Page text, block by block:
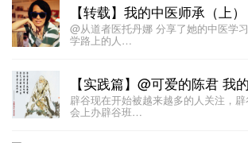
【转载】我的中医师承（上）
@从道者医托丹娜 分享了她的中医学
学路上的人…
【实践篇】@可爱的陈君 我
辟谷现在开始被越来越多的人关注，
会上办辟谷班…